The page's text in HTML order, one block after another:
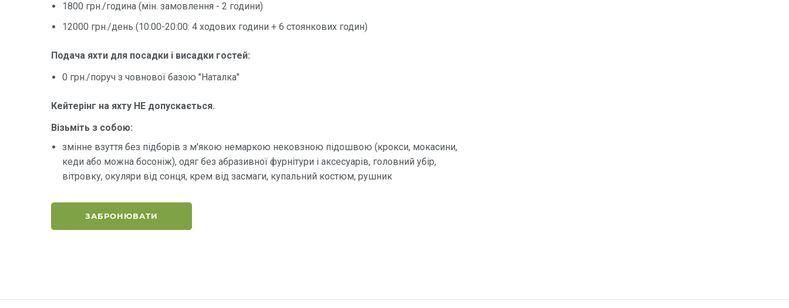
1800 грн./година (мін. замовлення - 2 години)
12000 грн./день (10:00-20:00: 4 ходових години + 6 стоянкових годин)
Подача яхти для посадки і висадки гостей:
0 грн./поруч з човнової базою "Наталка"
Кейтерінг на яхту НЕ допускається.
Візьміть з собою:
змінне взуття без підборів з м'якою немаркою нековзною підошвою (крокси, мокасини,
кеди або можна босоніж), одяг без абразивної фурнітури і аксесуарів, головний убір,
вітровку, окуляри від сонця, крем від засмаги, купальний костюм, рушник
ЗАБРОНЮВАТИ